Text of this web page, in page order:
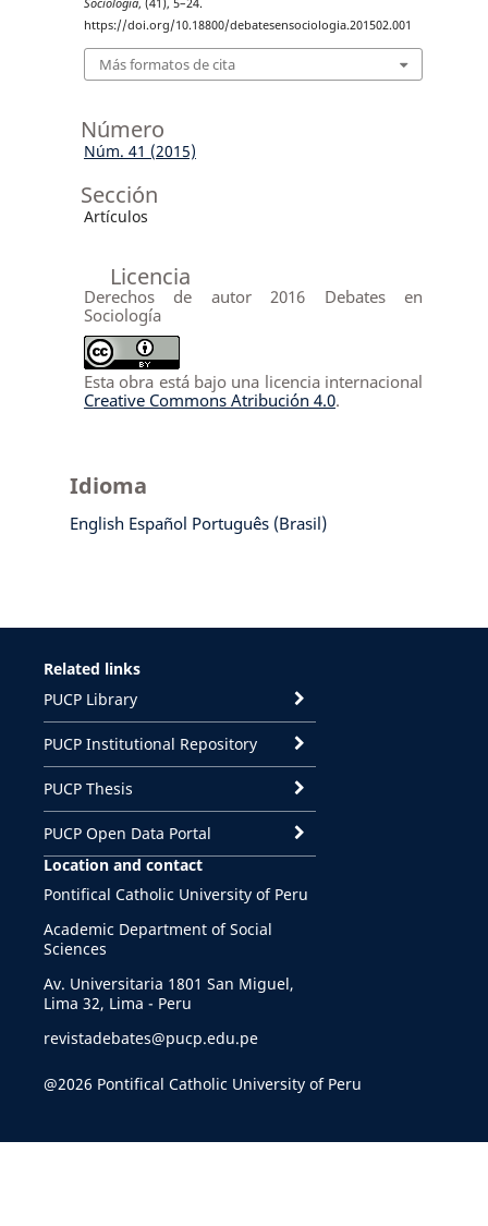
Sociología, (41), 5–24.
https://doi.org/10.18800/debatesensociologia.201502.001
Más formatos de cita
Número
Núm. 41 (2015)
Sección
Artículos
Licencia
Derechos de autor 2016 Debates en
Sociología
Esta obra está bajo una licencia internacional
Creative Commons Atribución 4.0.
Idioma
English Español Português (Brasil)
Related links
PUCP Library
PUCP Institutional Repository
PUCP Thesis
PUCP Open Data Portal
Location and contact
Pontifical Catholic University of Peru
Academic Department of Social
Sciences
Av. Universitaria 1801 San Miguel,
Lima 32, Lima - Peru
revistadebates@pucp.edu.pe
@2026 Pontifical Catholic University of Peru